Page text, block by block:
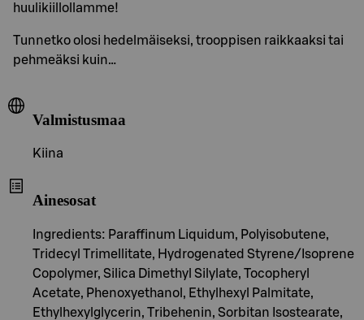
huulikiillollamme!
Tunnetko olosi hedelmäiseksi, trooppisen raikkaaksi tai
pehmeäksi kuin…
Valmistusmaa
Kiina
Ainesosat
Ingredients: Paraffinum Liquidum, Polyisobutene,
Tridecyl Trimellitate, Hydrogenated Styrene/Isoprene
Copolymer, Silica Dimethyl Silylate, Tocopheryl
Acetate, Phenoxyethanol, Ethylhexyl Palmitate,
Ethylhexylglycerin, Tribehenin, Sorbitan Isostearate,